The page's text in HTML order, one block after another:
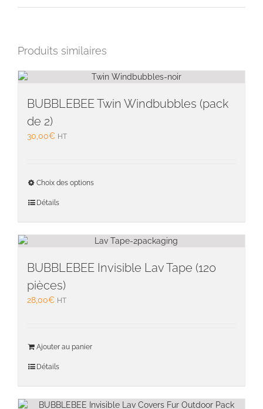
Produits similaires
BUBBLEBEE Twin Windbubbles (pack
de 2)
30,00€ HT
Choix des options
Détails
BUBBLEBEE Invisible Lav Tape (120
pièces)
28,00€ HT
Ajouter au panier
Détails